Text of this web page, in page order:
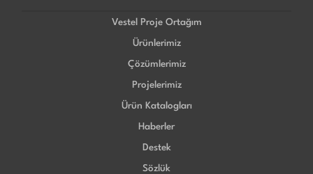
Vestel Proje Ortağım
Ürünlerimiz
Çözümlerimiz
Projelerimiz
Ürün Katalogları
Haberler
Destek
Sözlük